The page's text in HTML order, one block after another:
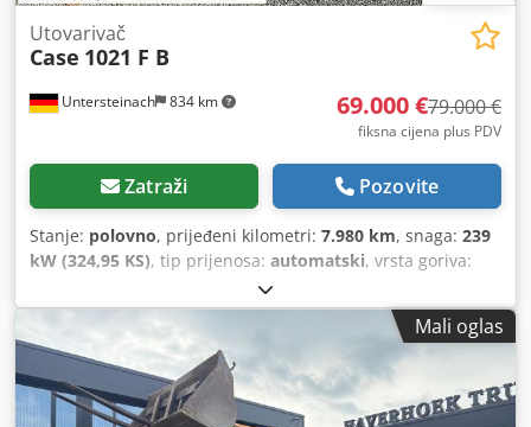
Untersteinach 834 km
Utovarivač
Case 1021 F B
69.000 €79.000 €
fiksna cijena plus PDV
Zatraži Pozovite
Stanje: polovno, prijeđeni kilometri: 7.980 km, snaga: 239
kW (324,95 KS), tip prijenosa: automatski, vrsta goriva:
, prva registracija:
izgradnje:2013, Oprema:klima-uređaj,
Mali oglas